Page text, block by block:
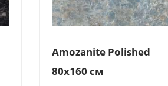
Amozanite Polished
80x160 см